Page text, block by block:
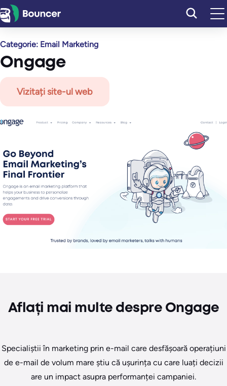
Sari
la
Categorie: Email Marketing
Ongage
Vizitați site-ul web
Aflați mai multe despre Ongage
Specialiștii în marketing prin e-mail care desfășoară operațiuni
de e-mail de volum mare știu că ușurința cu care luați decizii
are un impact asupra performanței campaniei.